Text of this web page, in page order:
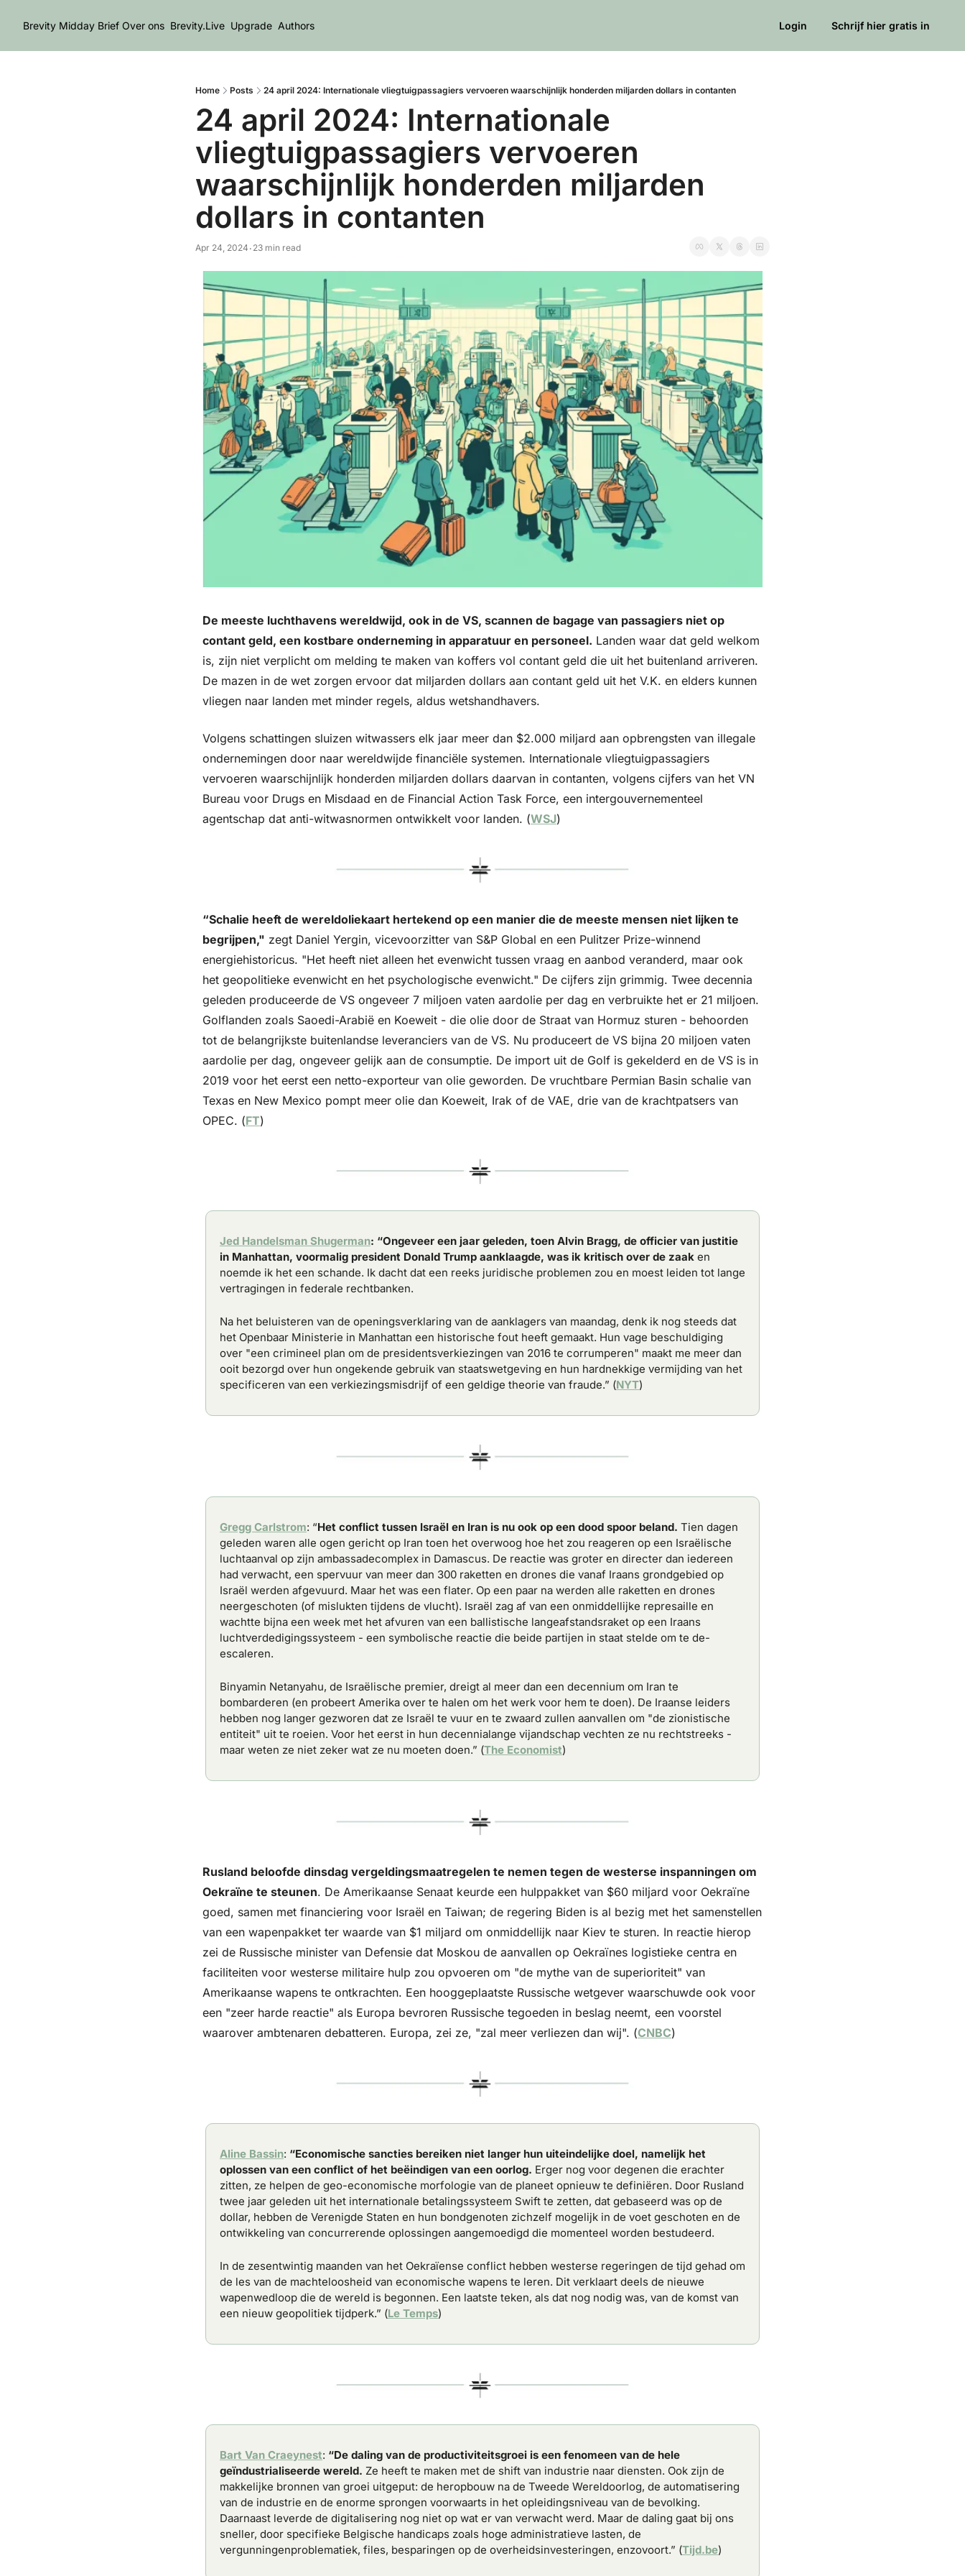
Brevity Midday Brief Over ons Brevity.Live Upgrade Authors Login Schrijf hier gratis in
Home Posts 24 april 2024: Internationale vliegtuigpassagiers vervoeren waarschijnlijk honderden miljarden dollars in contanten
24 april 2024: Internationale
vliegtuigpassagiers vervoeren
waarschijnlijk honderden miljarden
dollars in contanten
Apr 24, 2024 • 23 min read
De meeste luchthavens wereldwijd, ook in de VS, scannen de bagage van passagiers niet op
contant geld, een kostbare onderneming in apparatuur en personeel. Landen waar dat geld welkom
is, zijn niet verplicht om melding te maken van koffers vol contant geld die uit het buitenland arriveren.
De mazen in de wet zorgen ervoor dat miljarden dollars aan contant geld uit het V.K. en elders kunnen
vliegen naar landen met minder regels, aldus wetshandhavers.
Volgens schattingen sluizen witwassers elk jaar meer dan $2.000 miljard aan opbrengsten van illegale
ondernemingen door naar wereldwijde financiële systemen. Internationale vliegtuigpassagiers
vervoeren waarschijnlijk honderden miljarden dollars daarvan in contanten, volgens cijfers van het VN
Bureau voor Drugs en Misdaad en de Financial Action Task Force, een intergouvernementeel
agentschap dat anti-witwasnormen ontwikkelt voor landen. (WSJ)
“Schalie heeft de wereldoliekaart hertekend op een manier die de meeste mensen niet lijken te
begrijpen," zegt Daniel Yergin, vicevoorzitter van S&P Global en een Pulitzer Prize-winnend
energiehistoricus. "Het heeft niet alleen het evenwicht tussen vraag en aanbod veranderd, maar ook
het geopolitieke evenwicht en het psychologische evenwicht." De cijfers zijn grimmig. Twee decennia
geleden produceerde de VS ongeveer 7 miljoen vaten aardolie per dag en verbruikte het er 21 miljoen.
Golflanden zoals Saoedi-Arabië en Koeweit - die olie door de Straat van Hormuz sturen - behoorden
tot de belangrijkste buitenlandse leveranciers van de VS. Nu produceert de VS bijna 20 miljoen vaten
aardolie per dag, ongeveer gelijk aan de consumptie. De import uit de Golf is gekelderd en de VS is in
2019 voor het eerst een netto-exporteur van olie geworden. De vruchtbare Permian Basin schalie van
Texas en New Mexico pompt meer olie dan Koeweit, Irak of de VAE, drie van de krachtpatsers van
OPEC. (FT)
Jed Handelsman Shugerman: “Ongeveer een jaar geleden, toen Alvin Bragg, de officier van justitie
in Manhattan, voormalig president Donald Trump aanklaagde, was ik kritisch over de zaak en
noemde ik het een schande. Ik dacht dat een reeks juridische problemen zou en moest leiden tot lange
vertragingen in federale rechtbanken.
Na het beluisteren van de openingsverklaring van de aanklagers van maandag, denk ik nog steeds dat
het Openbaar Ministerie in Manhattan een historische fout heeft gemaakt. Hun vage beschuldiging
over "een crimineel plan om de presidentsverkiezingen van 2016 te corrumperen" maakt me meer dan
ooit bezorgd over hun ongekende gebruik van staatswetgeving en hun hardnekkige vermijding van het
specificeren van een verkiezingsmisdrijf of een geldige theorie van fraude.” (NYT)
Gregg Carlstrom: “Het conflict tussen Israël en Iran is nu ook op een dood spoor beland. Tien dagen
geleden waren alle ogen gericht op Iran toen het overwoog hoe het zou reageren op een Israëlische
luchtaanval op zijn ambassadecomplex in Damascus. De reactie was groter en directer dan iedereen
had verwacht, een spervuur van meer dan 300 raketten en drones die vanaf Iraans grondgebied op
Israël werden afgevuurd. Maar het was een flater. Op een paar na werden alle raketten en drones
neergeschoten (of mislukten tijdens de vlucht). Israël zag af van een onmiddellijke represaille en
wachtte bijna een week met het afvuren van een ballistische langeafstandsraket op een Iraans
luchtverdedigingssysteem - een symbolische reactie die beide partijen in staat stelde om te de-
escaleren.
Binyamin Netanyahu, de Israëlische premier, dreigt al meer dan een decennium om Iran te
bombarderen (en probeert Amerika over te halen om het werk voor hem te doen). De Iraanse leiders
hebben nog langer gezworen dat ze Israël te vuur en te zwaard zullen aanvallen om "de zionistische
entiteit" uit te roeien. Voor het eerst in hun decennialange vijandschap vechten ze nu rechtstreeks -
maar weten ze niet zeker wat ze nu moeten doen.” (The Economist)
Rusland beloofde dinsdag vergeldingsmaatregelen te nemen tegen de westerse inspanningen om
Oekraïne te steunen. De Amerikaanse Senaat keurde een hulppakket van $60 miljard voor Oekraïne
goed, samen met financiering voor Israël en Taiwan; de regering Biden is al bezig met het samenstellen
van een wapenpakket ter waarde van $1 miljard om onmiddellijk naar Kiev te sturen. In reactie hierop
zei de Russische minister van Defensie dat Moskou de aanvallen op Oekraïnes logistieke centra en
faciliteiten voor westerse militaire hulp zou opvoeren om "de mythe van de superioriteit" van
Amerikaanse wapens te ontkrachten. Een hooggeplaatste Russische wetgever waarschuwde ook voor
een "zeer harde reactie" als Europa bevroren Russische tegoeden in beslag neemt, een voorstel
waarover ambtenaren debatteren. Europa, zei ze, "zal meer verliezen dan wij". (CNBC)
Aline Bassin: “Economische sancties bereiken niet langer hun uiteindelijke doel, namelijk het
oplossen van een conflict of het beëindigen van een oorlog. Erger nog voor degenen die erachter
zitten, ze helpen de geo-economische morfologie van de planeet opnieuw te definiëren. Door Rusland
twee jaar geleden uit het internationale betalingssysteem Swift te zetten, dat gebaseerd was op de
dollar, hebben de Verenigde Staten en hun bondgenoten zichzelf mogelijk in de voet geschoten en de
ontwikkeling van concurrerende oplossingen aangemoedigd die momenteel worden bestudeerd.
In de zesentwintig maanden van het Oekraïense conflict hebben westerse regeringen de tijd gehad om
de les van de machteloosheid van economische wapens te leren. Dit verklaart deels de nieuwe
wapenwedloop die de wereld is begonnen. Een laatste teken, als dat nog nodig was, van de komst van
een nieuw geopolitiek tijdperk.” (Le Temps)
Bart Van Craeynest: “De daling van de productiviteitsgroei is een fenomeen van de hele
geïndustrialiseerde wereld. Ze heeft te maken met de shift van industrie naar diensten. Ook zijn de
makkelijke bronnen van groei uitgeput: de heropbouw na de Tweede Wereldoorlog, de automatisering
van de industrie en de enorme sprongen voorwaarts in het opleidingsniveau van de bevolking.
Daarnaast leverde de digitalisering nog niet op wat er van verwacht werd. Maar de daling gaat bij ons
sneller, door specifieke Belgische handicaps zoals hoge administratieve lasten, de
vergunningenproblematiek, files, besparingen op de overheidsinvesteringen, enzovoort.” (Tijd.be)